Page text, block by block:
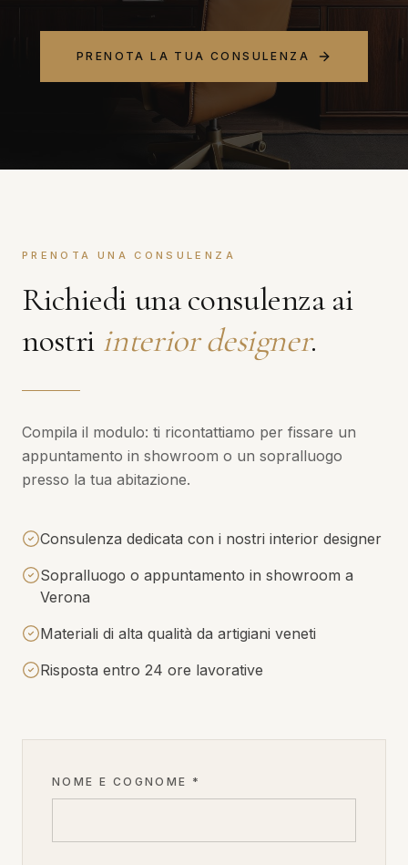
PRENOTA LA TUA CONSULENZA
PRENOTA UNA CONSULENZA
Richiedi una consulenza ai
nostri interior designer.
Compila il modulo: ti ricontattiamo per fissare un
appuntamento in showroom o un sopralluogo
presso la tua abitazione.
Consulenza dedicata con i nostri interior designer
Sopralluogo o appuntamento in showroom a
Verona
Materiali di alta qualità da artigiani veneti
Risposta entro 24 ore lavorative
NOME E COGNOME *